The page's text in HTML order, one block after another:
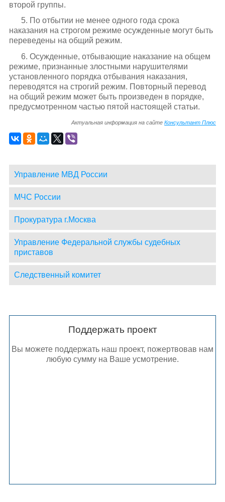
второй группы.
5. По отбытии не менее одного года срока
наказания на строгом режиме осужденные могут быть
переведены на общий режим.
6. Осужденные, отбывающие наказание на общем
режиме, признанные злостными нарушителями
установленного порядка отбывания наказания,
переводятся на строгий режим. Повторный перевод
на общий режим может быть произведен в порядке,
предусмотренном частью пятой настоящей статьи.
Актуальная информация на сайтеКонсультант Плюс
Управление МВД России
МЧС России
Прокуратура г.Москва
Управление Федеральной службы судебных
приставов
Следственный комитет
Поддержать проект
Вы можете поддержать наш проект, пожертвовав нам
любую сумму на Ваше усмотрение.